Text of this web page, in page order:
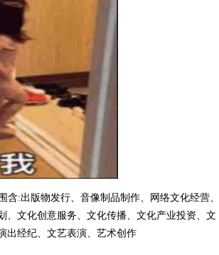
:出版物发行、音像制品制作、网络文化经营、
、文化创意服务、文化传播、文化产业投资、文
出经纪、文艺表演、艺术创作